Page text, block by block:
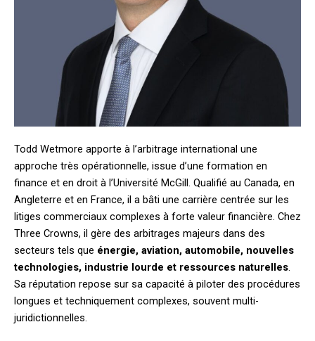
Todd Wetmore apporte à l’arbitrage international une
approche très opérationnelle, issue d’une formation en
finance et en droit à l’Université McGill. Qualifié au Canada, en
Angleterre et en France, il a bâti une carrière centrée sur les
litiges commerciaux complexes à forte valeur financière. Chez
Three Crowns, il gère des arbitrages majeurs dans des
secteurs tels que énergie, aviation, automobile, nouvelles
technologies, industrie lourde et ressources naturelles.
Sa réputation repose sur sa capacité à piloter des procédures
longues et techniquement complexes, souvent multi-
juridictionnelles.